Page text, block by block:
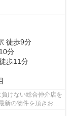
徒歩9分
分
歩11分
けない総合仲介店を
の物件を頂きお客